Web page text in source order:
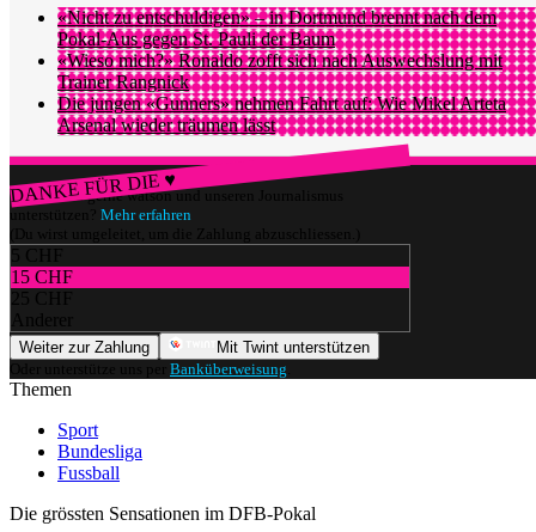
«Nicht zu entschuldigen» – in Dortmund brennt nach dem
Pokal-Aus gegen St. Pauli der Baum
«Wieso mich?» Ronaldo zofft sich nach Auswechslung mit
Trainer Rangnick
Die jungen «Gunners» nehmen Fahrt auf: Wie Mikel Arteta
Arsenal wieder träumen lässt
DANKE FÜR DIE ♥
Würdest du gerne watson und unseren Journalismus
unterstützen? Mehr erfahren
(Du wirst umgeleitet, um die Zahlung abzuschliessen.)
5 CHF
15 CHF
25 CHF
Anderer
Weiter zur Zahlung
Mit Twint unterstützen
Oder unterstütze uns per Banküberweisung
Themen
Sport
Bundesliga
Fussball
Die grössten Sensationen im DFB-Pokal